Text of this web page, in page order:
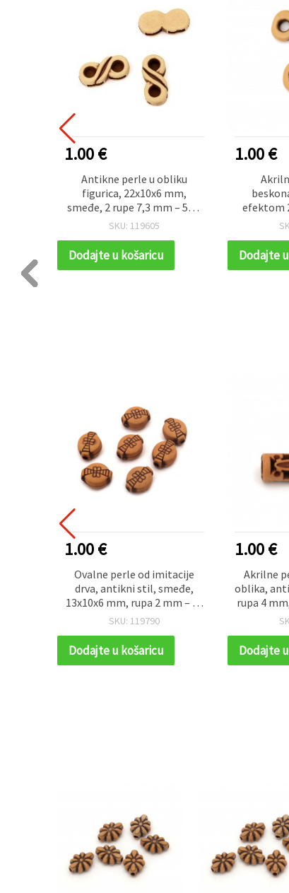
1.00 €
Antikne perle u obliku
figurica, 22x10x6 mm,
smeđe, 2 rupe 7,3 mm – 50 g
(~55 kom)
SKU: 119605
Dodajte u košaricu
1.00 €
efektom
rupa 2
Dodajte
1.00 €
Ovalne perle od imitacije
drva, antikni stil, smeđe,
13x10x6 mm, rupa 2 mm – 50
g (~77 kom)
SKU: 119790
Dodajte u košaricu
1.00 €
Akrilne
oblika,
rupa 4
(~75
Dodajte